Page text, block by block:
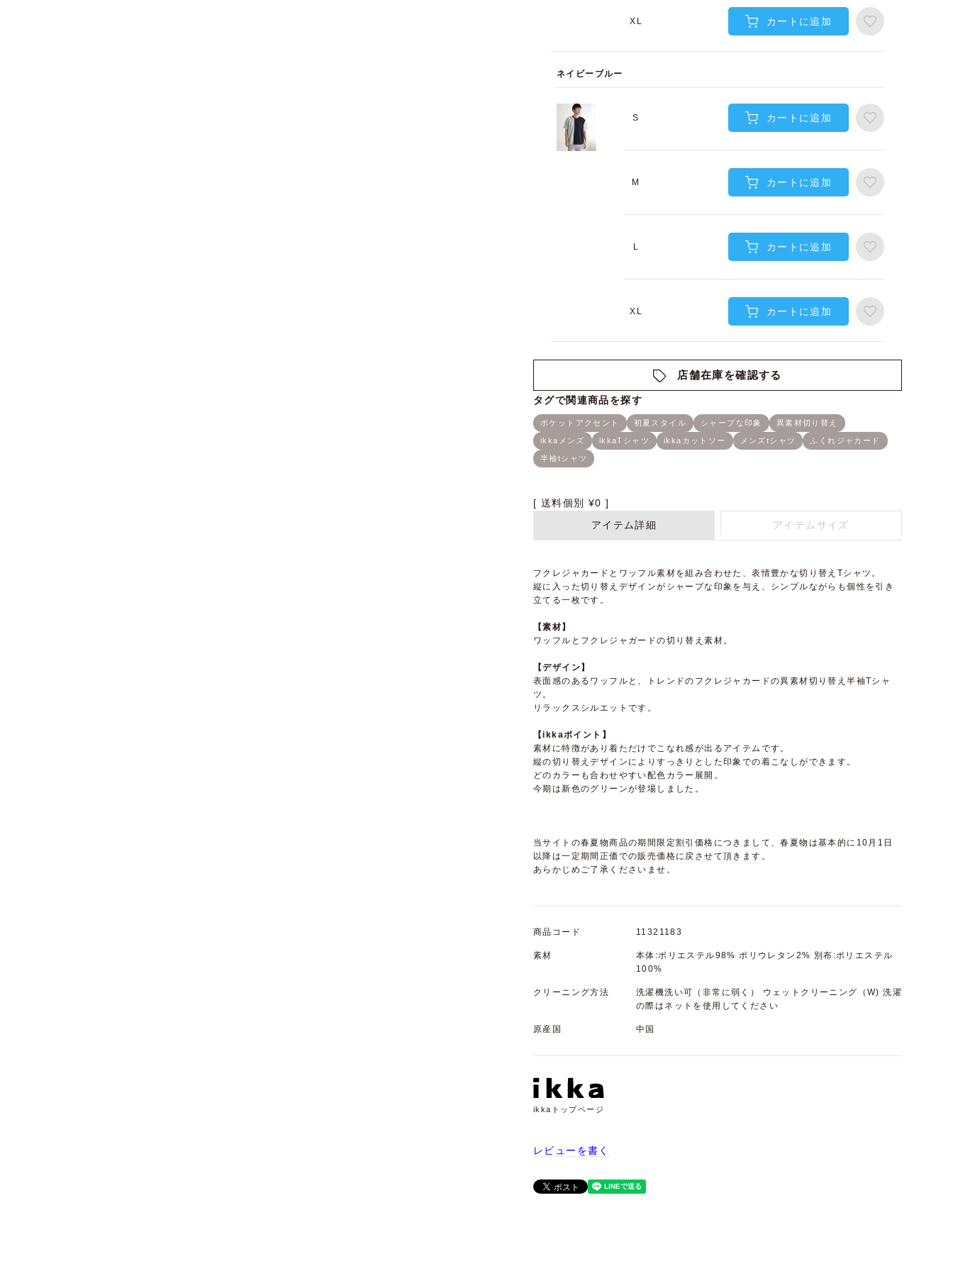
XL カートに追加
ネイビーブルー
S カートに追加
M カートに追加
L カートに追加
XL カートに追加
店舗在庫を確認する
送料個別 ¥0
アイテム詳細
アイテムサイズ
フクレジャカードとワッフル素材を組み合わせた、表情豊かな切り替えTシャツ。
縦に入った切り替えデザインがシャープな印象を与え、シンプルながらも個性を引き
立てる一枚です。
【素材】
ワッフルとフクレジャガードの切り替え素材。
【デザイン】
表面感のあるワッフルと、トレンドのフクレジャカードの異素材切り替え半袖Tシャ
ツ。
リラックスシルエットです。
【ikkaポイント】
素材に特徴があり着ただけでこなれ感が出るアイテムです。
縦の切り替えデザインによりすっきりとした印象での着こなしができます。
どのカラーも合わせやすい配色カラー展開。
今期は新色のグリーンが登場しました。
当サイトの春夏物商品の期間限定割引価格につきまして、春夏物は基本的に10月1日
以降は一定期間正価での販売価格に戻させて頂きます。
あらかじめご了承くださいませ。
商品コード 11321183
素材
本体:ポリエステル98% ポリウレタン2% 別布:ポリエステル
100%
クリーニング方法
洗濯機洗い可（非常に弱く） ウェットクリーニング（W) 洗濯
の際はネットを使用してください
原産国 中国
ikkaトップページ
レビューを書く